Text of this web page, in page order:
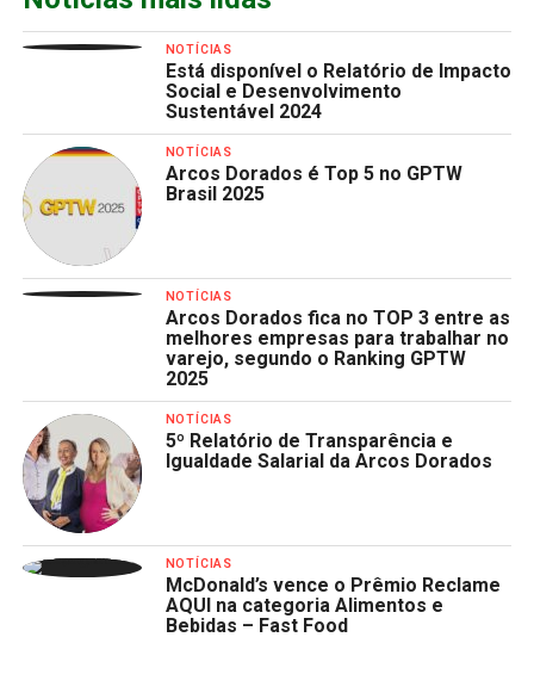
NOTÍCIAS
Está disponível o Relatório de Impacto
Social e Desenvolvimento
Sustentável 2024
NOTÍCIAS
Arcos Dorados é Top 5 no GPTW
Brasil 2025
NOTÍCIAS
Arcos Dorados fica no TOP 3 entre as
melhores empresas para trabalhar no
varejo, segundo o Ranking GPTW
2025
NOTÍCIAS
5º Relatório de Transparência e
Igualdade Salarial da Arcos Dorados
NOTÍCIAS
McDonald’s vence o Prêmio Reclame
AQUI na categoria Alimentos e
Bebidas – Fast Food